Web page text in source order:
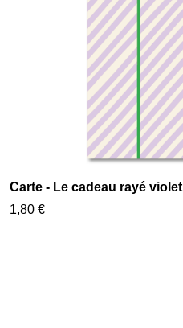
Carte - Le cadeau rayé violet
1,80 €